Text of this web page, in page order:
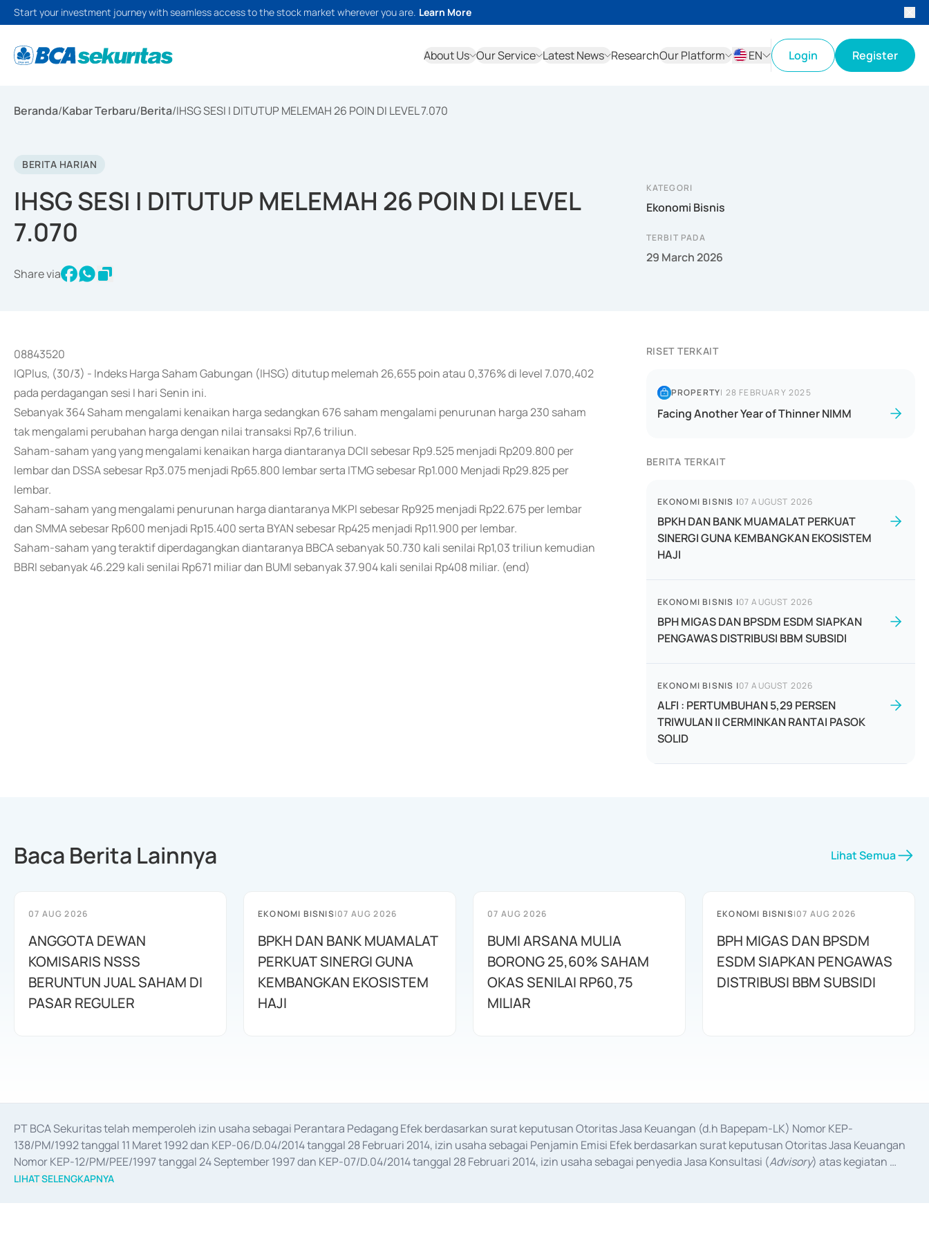
Start your investment journey with seamless access to the stock market wherever you are. Learn More
About Us Our Service Latest News ResearchOur Platform
EN
Login Register
Beranda/Kabar Terbaru/Berita/IHSG SESI I DITUTUP MELEMAH 26 POIN DI LEVEL 7.070
BERITA HARIAN
IHSG SESI I DITUTUP MELEMAH 26 POIN DI LEVEL
7.070
Share via
KATEGORI
Ekonomi Bisnis
TERBIT PADA
29 March 2026
08843520
IQPlus, (30/3) - Indeks Harga Saham Gabungan (IHSG) ditutup melemah 26,655 poin atau 0,376% di level 7.070,402
pada perdagangan sesi I hari Senin ini.
Sebanyak 364 Saham mengalami kenaikan harga sedangkan 676 saham mengalami penurunan harga 230 saham
tak mengalami perubahan harga dengan nilai transaksi Rp7,6 triliun.
Saham-saham yang yang mengalami kenaikan harga diantaranya DCII sebesar Rp9.525 menjadi Rp209.800 per
lembar dan DSSA sebesar Rp3.075 menjadi Rp65.800 lembar serta ITMG sebesar Rp1.000 Menjadi Rp29.825 per
lembar.
Saham-saham yang mengalami penurunan harga diantaranya MKPI sebesar Rp925 menjadi Rp22.675 per lembar
dan SMMA sebesar Rp600 menjadi Rp15.400 serta BYAN sebesar Rp425 menjadi Rp11.900 per lembar.
Saham-saham yang teraktif diperdagangkan diantaranya BBCA sebanyak 50.730 kali senilai Rp1,03 triliun kemudian
BBRI sebanyak 46.229 kali senilai Rp671 miliar dan BUMI sebanyak 37.904 kali senilai Rp408 miliar. (end)
RISET TERKAIT
PROPERTY| 28 FEBRUARY 2025
Facing Another Year of Thinner NIMM
BERITA TERKAIT
EKONOMI BISNIS |07 AUGUST 2026
BPKH DAN BANK MUAMALAT PERKUAT
SINERGI GUNA KEMBANGKAN EKOSISTEM
HAJI
EKONOMI BISNIS |07 AUGUST 2026
BPH MIGAS DAN BPSDM ESDM SIAPKAN
PENGAWAS DISTRIBUSI BBM SUBSIDI
EKONOMI BISNIS |07 AUGUST 2026
ALFI : PERTUMBUHAN 5,29 PERSEN
TRIWULAN II CERMINKAN RANTAI PASOK
SOLID
Baca Berita Lainnya Lihat Semua
07 AUG 2026
ANGGOTA DEWAN
KOMISARIS NSSS
BERUNTUN JUAL SAHAM DI
PASAR REGULER
EKONOMI BISNIS|07 AUG 2026
BPKH DAN BANK MUAMALAT
PERKUAT SINERGI GUNA
KEMBANGKAN EKOSISTEM
HAJI
07 AUG 2026
BUMI ARSANA MULIA
BORONG 25,60% SAHAM
OKAS SENILAI RP60,75
MILIAR
EKONOMI BISNIS|07 AUG 2026
BPH MIGAS DAN BPSDM
ESDM SIAPKAN PENGAWAS
DISTRIBUSI BBM SUBSIDI
PT BCA Sekuritas telah memperoleh izin usaha sebagai Perantara Pedagang Efek berdasarkan surat keputusan Otoritas Jasa Keuangan (d.h Bapepam-LK) Nomor KEP-
138/PM/1992 tanggal 11 Maret 1992 dan KEP-06/D.04/2014 tanggal 28 Februari 2014, izin usaha sebagai Penjamin Emisi Efek berdasarkan surat keputusan Otoritas Jasa Keuangan
Nomor KEP-12/PM/PEE/1997 tanggal 24 September 1997 dan KEP-07/D.04/2014 tanggal 28 Februari 2014, izin usaha sebagai penyedia Jasa Konsultasi (Advisory) atas kegiatan
merger, akuisisi, divestasi, dan
LIHAT SELENGKAPNYA